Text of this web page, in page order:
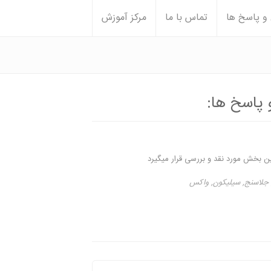
پاسخ ها تماس با ما مرکز آموزش
ها:
بخش مورد نقد و بررسی قرار میگیرد
جلاسنج,سیلیکون,واکس